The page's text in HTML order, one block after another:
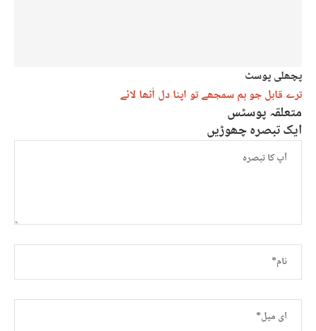
پچھلی پوسٹ
ترے قابل جو ہم سمجھے تو اپنا دل اُٹھا لائے
متعلقہ پوسٹس
ایک تبصرہ چھوڑیں